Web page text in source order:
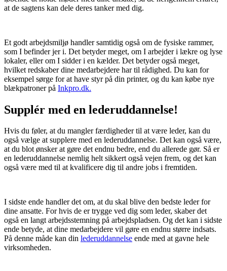
at de sagtens kan dele deres tanker med dig.
Et godt arbejdsmiljø handler samtidig også om de fysiske rammer,
som I befinder jer i. Det betyder meget, om I arbejder i lækre og lyse
lokaler, eller om I sidder i en kælder. Det betyder også meget,
hvilket redskaber dine medarbejdere har til rådighed. Du kan for
eksempel sørge for at have styr på din printer, og du kan købe nye
blækpatroner på Inkpro.dk.
Supplér med en lederuddannelse!
Hvis du føler, at du mangler færdigheder til at være leder, kan du
også vælge at supplere med en lederuddannelse. Det kan også være,
at du blot ønsker at gøre det endnu bedre, end du allerede gør. Så er
en lederuddannelse nemlig helt sikkert også vejen frem, og det kan
også være med til at kvalificere dig til andre jobs i fremtiden.
I sidste ende handler det om, at du skal blive den bedste leder for
dine ansatte. For hvis de er trygge ved dig som leder, skaber det
også en langt arbejdsstemning på arbejdspladsen. Og det kan i sidste
ende betyde, at dine medarbejdere vil gøre en endnu større indsats.
På denne måde kan din lederuddannelse ende med at gavne hele
virksomheden.